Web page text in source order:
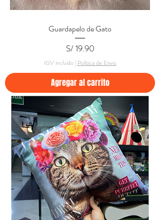
Guardapelo de Gato
Precio
S/ 19.90
IGV incluido| Politica de Envio
Agregar al carrito